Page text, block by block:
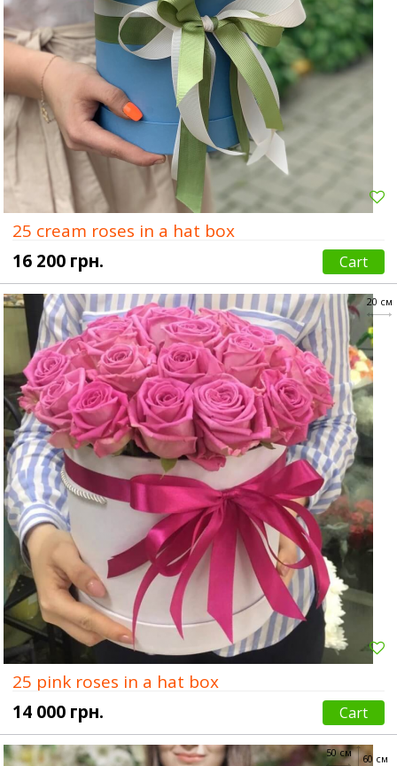
25 cream roses in a hat box
16 200 грн.
Cart
20 см
25 pink roses in a hat box
14 000 грн.
Cart
60 см
50 см